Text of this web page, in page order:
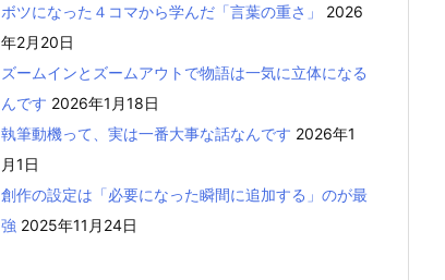
ボツになった４コマから学んだ「言葉の重さ」
2026
年2月20日
ズームインとズームアウトで物語は一気に立体になる
んです 2026年1月18日
執筆動機って、実は一番大事な話なんです 2026年1
月1日
創作の設定は「必要になった瞬間に追加する」のが最
強 2025年11月24日